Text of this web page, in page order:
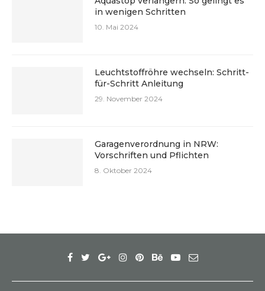
in wenigen Schritten
10. Mai 2024
Leuchtstoffröhre wechseln: Schritt-
für-Schritt Anleitung
29. November 2024
Garagenverordnung in NRW:
Vorschriften und Pflichten
8. Oktober 2024